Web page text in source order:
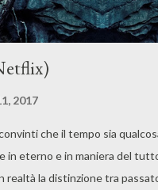
2017
che il tempo sia
in eterno e in maniera del
realtà la distinzione tra